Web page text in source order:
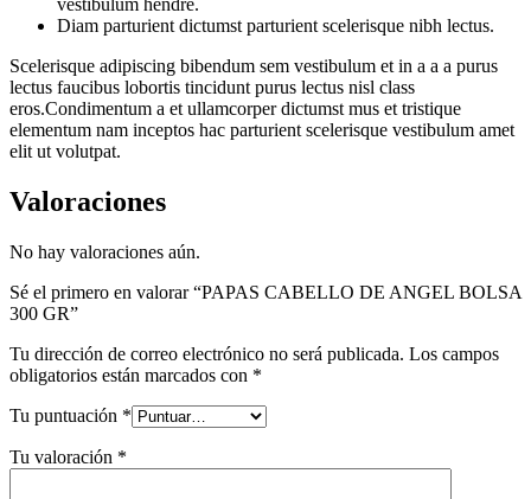
Diam parturient dictumst parturient scelerisque nibh lectus.
Scelerisque adipiscing bibendum sem vestibulum et in a a a purus
lectus faucibus lobortis tincidunt purus lectus nisl class
eros.Condimentum a et ullamcorper dictumst mus et tristique
elementum nam inceptos hac parturient scelerisque vestibulum amet
elit ut volutpat.
Valoraciones
No hay valoraciones aún.
Sé el primero en valorar “PAPAS CABELLO DE ANGEL BOLSA
300 GR”
Tu dirección de correo electrónico no será publicada. Los campos
obligatorios están marcados con *
Tu puntuación *
Tu valoración *